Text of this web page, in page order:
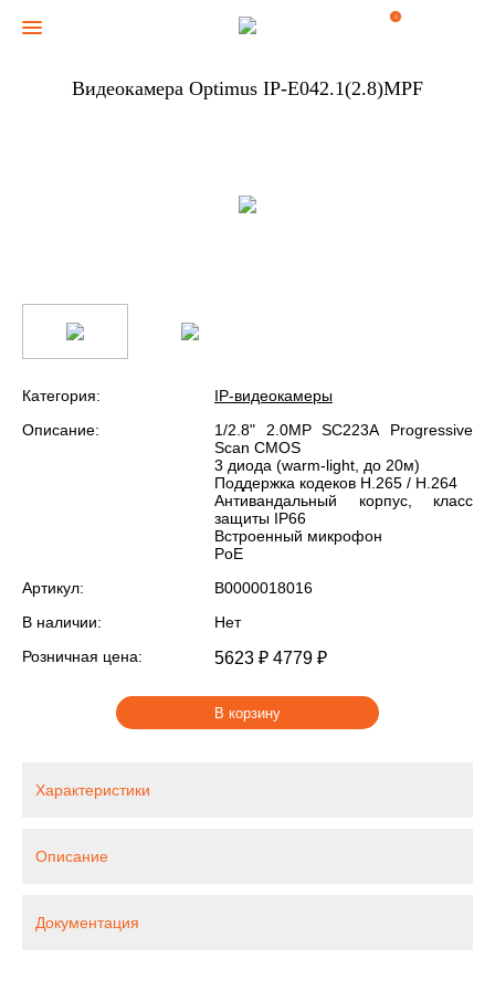
0
Видеокамера Optimus IP-E042.1(2.8)MPF
Категория:
IP-видеокамеры
Описание:
1/2.8" 2.0MP SC223А Progressive
Scan CMOS
3 диода (warm-light, до 20м)
Поддержка кодеков H.265 / H.264
Антивандальный корпус, класс
защиты IР66
Встроенный микрофон
PoE
Артикул:
В0000018016
В наличии:
Нет
Розничная цена:
5623 ₽ 4779 ₽
В корзину
Характеристики
Описание
Документация